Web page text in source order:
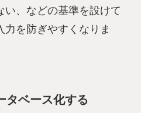
い、などの基準を設けて
を防ぎやすくなりま
ベース化する